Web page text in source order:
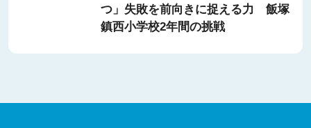
つ」失敗を前向きに捉える力 飯塚
鎮西小学校2年間の挑戦